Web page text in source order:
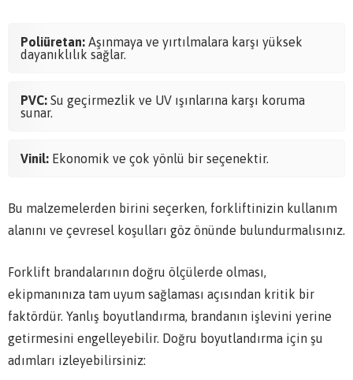
Poliüretan: Aşınmaya ve yırtılmalara karşı yüksek
dayanıklılık sağlar.
PVC: Su geçirmezlik ve UV ışınlarına karşı koruma
sunar.
Vinil: Ekonomik ve çok yönlü bir seçenektir.
Bu malzemelerden birini seçerken, forkliftinizin kullanım
alanını ve çevresel koşulları göz önünde bulundurmalısınız.
Forklift brandalarının doğru ölçülerde olması,
ekipmanınıza tam uyum sağlaması açısından kritik bir
faktördür. Yanlış boyutlandırma, brandanın işlevini yerine
getirmesini engelleyebilir. Doğru boyutlandırma için şu
adımları izleyebilirsiniz: